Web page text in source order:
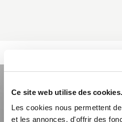
Ce site web utilise des cookies.
Les cookies nous permettent
et les annonces, d'offrir des